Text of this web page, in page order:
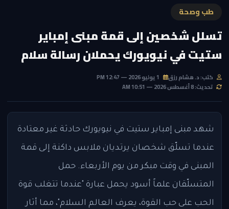
طب وصحة
تسلل شخصين إلى قمة مبنى إمباير
ستيت في نيويورك يحملان رسالة سلام
كتب: د. هشام رزق
تحديث: 8 أغسطس 2026 — 10:51 AM
شهد مبنى إمباير ستيت في نيويورك حادثة غير معتادة
عندما تسلّق شخصان يرتديان ملابس داكنة إلى قمة
المبنى في وقت مبكر من يوم الأربعاء. حمل
المتسلّقان علماً أسود يحمل عبارة "عندما تتغلب قوة
الحب على حب القوة، يعرف العالم السلام"، مما أثار